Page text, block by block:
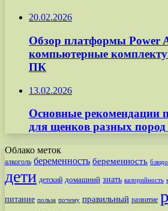
20.02.2026
Обзор платформы Power
компьютерные
ПК
13.02.2026
Основные рекомендации
для щенков разных пород
Облако меток
алкоголь беременность беременность блюдо
дети детский домашний знать калорийность
питание польза почему правильный развитие